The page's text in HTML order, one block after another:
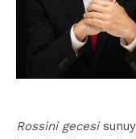
Rossini gecesi